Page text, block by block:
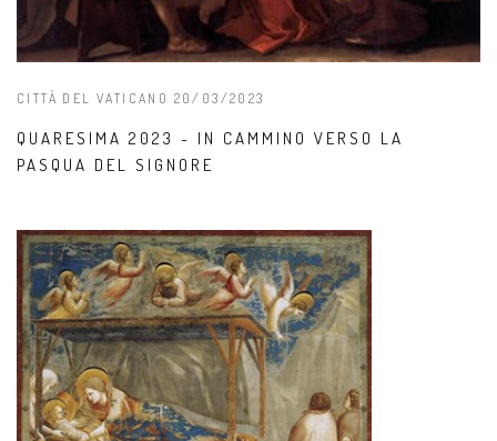
CITTÀ DEL VATICANO 20/03/2023
QUARESIMA 2023 - IN CAMMINO VERSO LA
PASQUA DEL SIGNORE